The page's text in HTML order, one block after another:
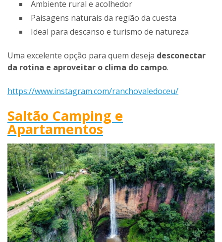
Ambiente rural e acolhedor
Paisagens naturais da região da cuesta
Ideal para descanso e turismo de natureza
Uma excelente opção para quem deseja desconectar
da rotina e aproveitar o clima do campo.
https://www.instagram.com/ranchovaledoceu/
Saltão Camping e
Apartamentos